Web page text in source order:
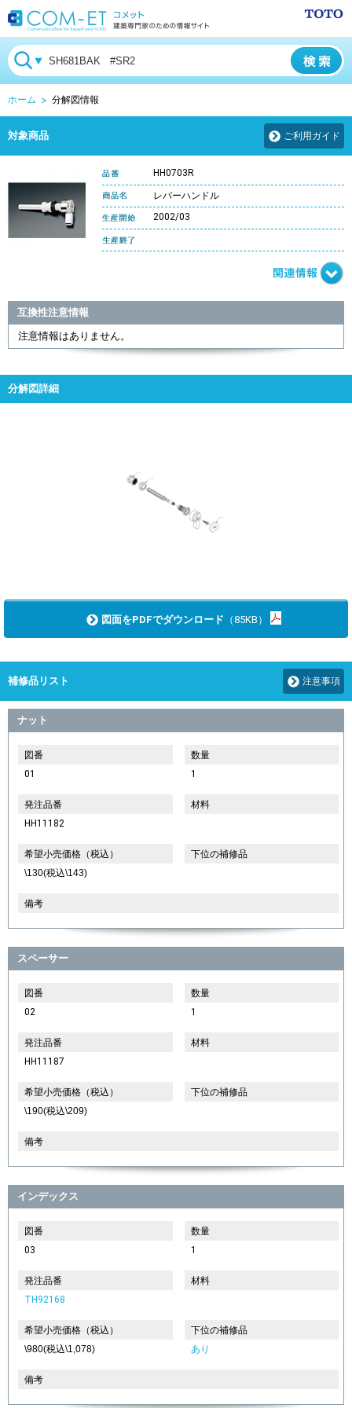
ホーム 分解図情報
対象商品 ご利用ガイド
HH0703R
レバーハンドル
2002/03
互換性注意情報
注意情報はありません。
分解図詳細
図面をPDFでダウンロード （85KB）
補修品リスト 注意事項
ナット
図番
01
数量
1
発注品番
HH11182
材料
希望小売価格（税込）
\130(税込\143)
下位の補修品
備考
スペーサー
図番
02
数量
1
発注品番
HH11187
材料
希望小売価格（税込）
\190(税込\209)
下位の補修品
備考
インデックス
図番
03
数量
1
発注品番
TH92168
材料
希望小売価格（税込）
\980(税込\1,078)
下位の補修品
あり
備考